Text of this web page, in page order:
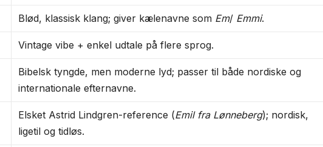
Blød, klassisk klang; giver kælenavne som Em/ Emmi.
Vintage vibe + enkel udtale på flere sprog.
Bibelsk tyngde, men moderne lyd; passer til både nordiske og
internationale efternavne.
Elsket Astrid Lindgren-reference (Emil fra Lønneberg); nordisk,
ligetil og tidløs.